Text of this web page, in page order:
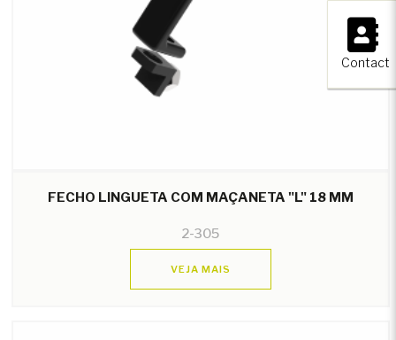
×
Contact
FECHO LINGUETA COM MAÇANETA "L" 18 MM
2-305
VEJA MAIS